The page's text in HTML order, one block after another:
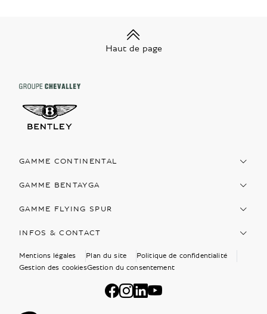
Haut de page
GAMME CONTINENTAL
GAMME BENTAYGA
GAMME FLYING SPUR
INFOS & CONTACT
Mentions légales Plan du site
Politique de confidentialité
Gestion des cookiesGestion du consentement